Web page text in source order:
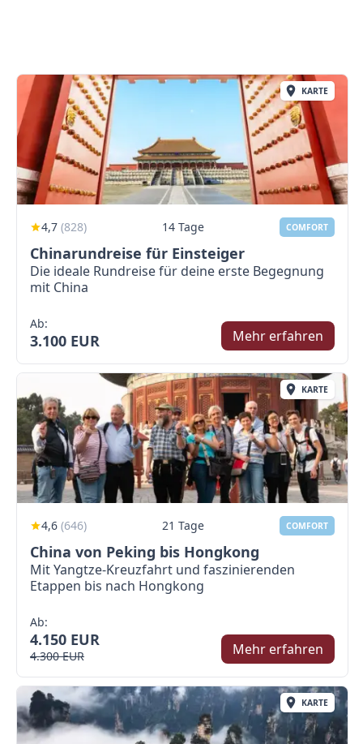
KARTE
4,7 (828) 14 Tage COMFORT
Chinarundreise für Einsteiger
Die ideale Rundreise für deine erste Begegnung
mit China
Ab:
3.100 EUR Mehr erfahren
KARTE
4,6 (646) 21 Tage COMFORT
China von Peking bis Hongkong
Mit Yangtze-Kreuzfahrt und faszinierenden
Etappen bis nach Hongkong
Ab:
4.150 EUR
4.300 EUR Mehr erfahren
KARTE